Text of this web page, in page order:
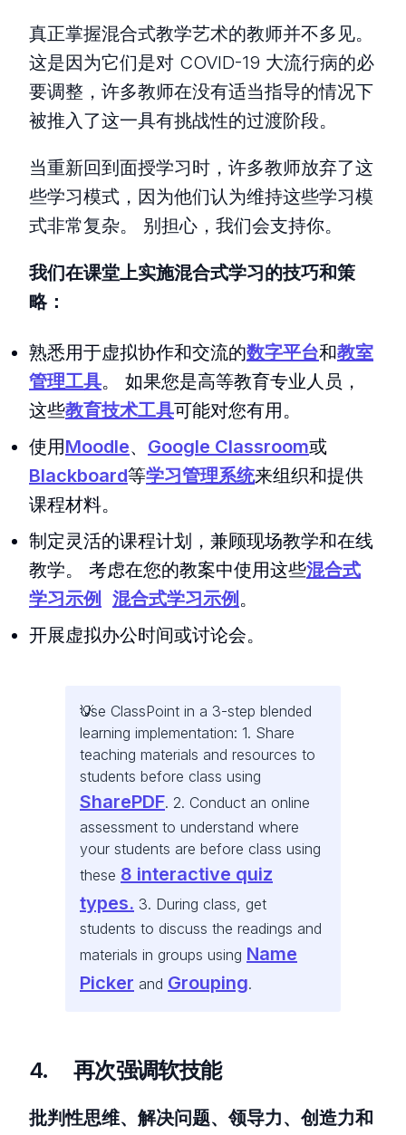
真正掌握混合式教学艺术的教师并不多见。
这是因为它们是对 COVID-19 大流行病的必
要调整，许多教师在没有适当指导的情况下
被推入了这一具有挑战性的过渡阶段。
当重新回到面授学习时，许多教师放弃了这
些学习模式，因为他们认为维持这些学习模
式非常复杂。 别担心，我们会支持你。
我们在课堂上实施混合式学习的技巧和策
略：
熟悉用于虚拟协作和交流的数字平台和教室
管理工具。 如果您是高等教育专业人员，
这些教育技术工具可能对您有用。
使用Moodle、 Google Classroom或
Blackboard等学习管理系统来组织和提供
课程材料。
制定灵活的课程计划，兼顾现场教学和在线
教学。 考虑在您的教案中使用这些混合式
学习示例
混合式学习示例 。
开展虚拟办公时间或讨论会。
Use ClassPoint in a 3-step blended
learning implementation: 1. Share
teaching materials and resources to
students before class using
SharePDF. 2. Conduct an online
assessment to understand where
your students are before class using
these 8 interactive quiz
types. 3. During class, get
students to discuss the readings and
materials in groups using Name
Picker and Grouping.
4. 再次强调软技能
批判性思维、解决问题、领导力、创造力和